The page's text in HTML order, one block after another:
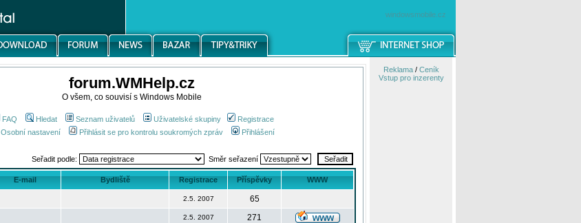
windowsmobile.cz
forum.WMHelp.cz
O všem, co souvisí s Windows Mobile
FAQ Hledat Seznam uživatelů Uživatelské skupiny
Registrace
Osobní nastavení
Přihlásit se pro kontrolu soukromých zpráv Přihlášení
Seřadit podle: Směr seřazení
E-mail Bydliště Registrace Příspěvky WWW
2.5. 2007
65
2.5. 2007
271
Reklama/ Ceník
Vstup pro inzerenty